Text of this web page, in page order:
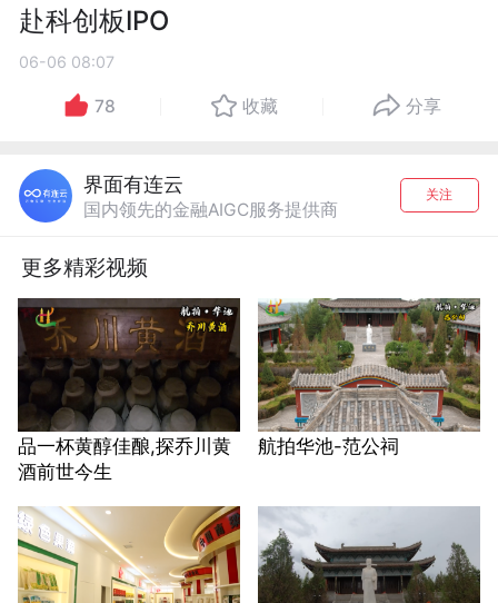
赴科创板IPO
06-06 08:07
78 收藏 分享
界面有连云
国内领先的金融AIGC服务提供商
关注
更多精彩视频
品一杯黄醇佳酿,探乔川黄
酒前世今生
航拍华池-范公祠